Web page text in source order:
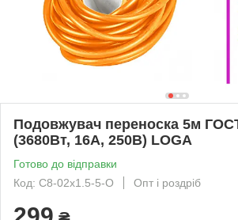
Подовжувач переноска 5м
(3680Вт, 16А, 250В) LOGA
Готово до відправки
Код: С8-02х1.5-5-O
Опт і роздріб